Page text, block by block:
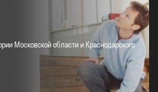
Московской области и Краснодарского